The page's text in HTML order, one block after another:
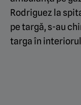
Rodriguez la
pe targă, s-au
targa în